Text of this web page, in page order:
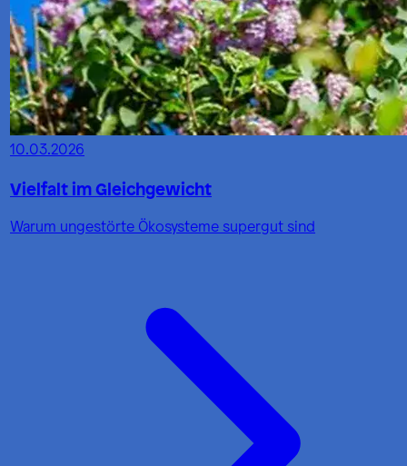
10.03.2026
Vielfalt im Gleichgewicht
Warum ungestörte Ökosysteme supergut sind